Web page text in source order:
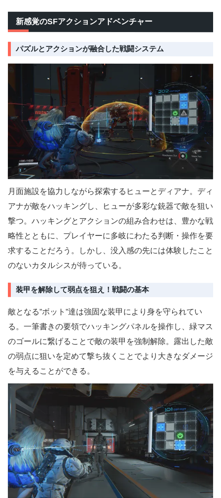
新感覚のSFアクションアドベンチャー
パズルとアクションが融合した戦闘システム
月面施設を協力しながら探索するヒューとディアナ。ディ
アナが敵をハッキングし、ヒューが多彩な銃器で敵を狙い
撃つ。ハッキングとアクションの組み合わせは、豊かな戦
略性とともに、プレイヤーに多岐にわたる判断・操作を要
求することだろう。しかし、没入感の先には体験したこと
のないカタルシスが待っている。
装甲を解除して弱点を狙え！戦闘の基本
敵となる”ボット”達は強固な装甲により身を守られてい
る。一筆書きの要領でハッキングパネルを操作し、緑マス
のゴールに繋げることで敵の装甲を強制解除。露出した敵
の弱点に狙いを定めて撃ち抜くことでより大きなダメージ
を与えることができる。